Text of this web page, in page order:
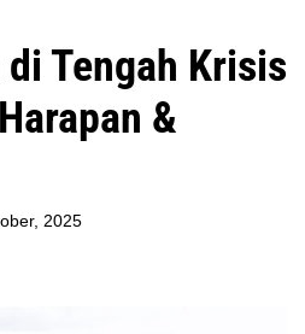
Tengah Krisis
&
2025